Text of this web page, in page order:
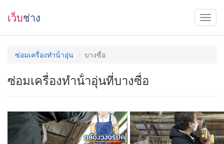
เว็บช่าง
ซ่อมเครื่องทําน้ําอุ่น บางซื่อ
ซ่อมเครื่องทําน้ําอุ่นที่บางซื่อ